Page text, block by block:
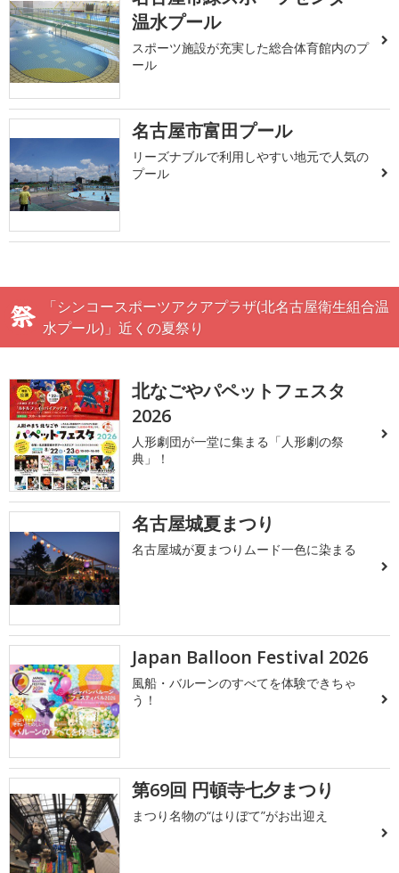
温水プール
スポーツ施設が充実した総合体育館内のプ
ール
名古屋市富田プール
リーズナブルで利用しやすい地元で人気の
プール
「シンコースポーツアクアプラザ(北名古屋衛生組合温
水プール)」近くの夏祭り
北なごやパペットフェスタ
2026
人形劇団が一堂に集まる「人形劇の祭
典」！
名古屋城夏まつり
名古屋城が夏まつりムード一色に染まる
Japan Balloon Festival 2026
風船・バルーンのすべてを体験できちゃ
う！
第69回 円頓寺七夕まつり
まつり名物の“はりぼて”がお出迎え